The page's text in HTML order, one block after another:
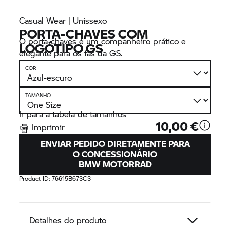
Casual Wear | Unissexo
PORTA-CHAVES COM
LOGÓTIPO GS
O porta-chaves é um companheiro prático e
elegante para os fãs da GS.
COR
TAMANHO
Ir para a tabela de tamanhos
Imprimir
10,00 €
ENVIAR PEDIDO DIRETAMENTE PARA
O CONCESSIONÁRIO
BMW MOTORRAD
Product ID:76615B673C3
Detalhes do produto